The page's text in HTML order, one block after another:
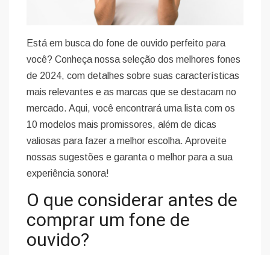
Está em busca do fone de ouvido perfeito para
você? Conheça nossa seleção dos melhores fones
de 2024, com detalhes sobre suas características
mais relevantes e as marcas que se destacam no
mercado. Aqui, você encontrará uma lista com os
10 modelos mais promissores, além de dicas
valiosas para fazer a melhor escolha. Aproveite
nossas sugestões e garanta o melhor para a sua
experiência sonora!
O que considerar antes de
comprar um fone de
ouvido?